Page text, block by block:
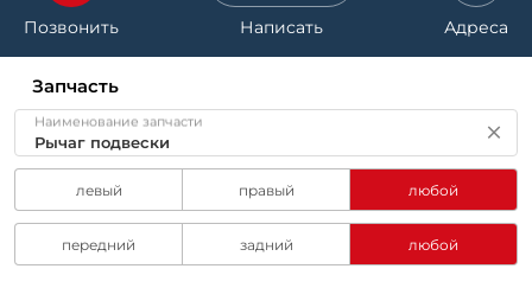
Позвонить Написать Адреса
Запчасть
Наименование запчасти
левый правый любой
передний задний любой